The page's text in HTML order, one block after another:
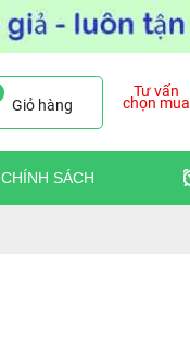
Giỏ hàng
Tư vấn
chọn mua
CHÍNH SÁCH